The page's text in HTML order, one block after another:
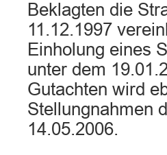
Beklagten die
11.12.1997
Einholung eines
unter dem
Gutachten wird
Stellungnahmen
14.05.2006.